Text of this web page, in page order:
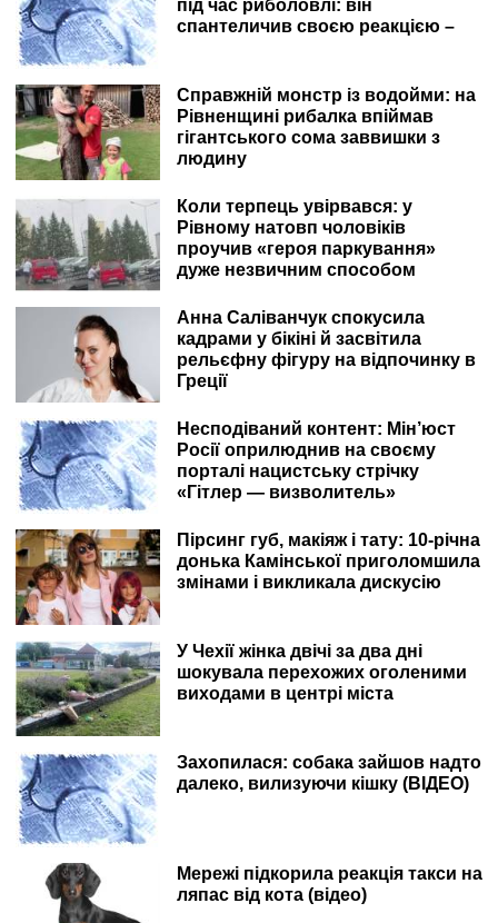
під час риболовлі: він
спантеличив своєю реакцією –
Справжній монстр із водойми: на
Рівненщині рибалка впіймав
гігантського сома заввишки з
людину
Коли терпець увірвався: у
Рівному натовп чоловіків
проучив «героя паркування»
дуже незвичним способом
Анна Саліванчук спокусила
кадрами у бікіні й засвітила
рельєфну фігуру на відпочинку в
Греції
Несподіваний контент: Мін’юст
Росії оприлюднив на своєму
порталі нацистську стрічку
«Гітлер — визволитель»
Пірсинг губ, макіяж і тату: 10-річна
донька Камінської приголомшила
змінами і викликала дискусію
У Чехії жінка двічі за два дні
шокувала перехожих оголеними
виходами в центрі міста
Захопилася: собака зайшов надто
далеко, вилизуючи кішку (ВІДЕО)
Мережі підкорила реакція такси на
ляпас від кота (відео)